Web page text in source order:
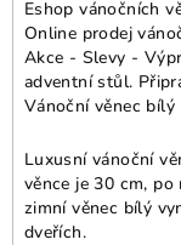
Eshop vánočních
Online prodej
Akce - Slevy -
adventní stůl.
Vánoční věnec bílý
Luxusní vánoční
věnce je 30 cm,
zimní věnec bílý
dveřích.